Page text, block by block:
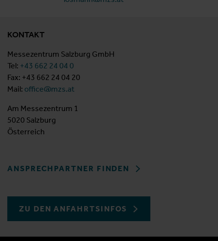
KONTAKT
Messezentrum Salzburg GmbH
Tel: +43 662 24 04 0
Fax: +43 662 24 04 20
Mail: office@mzs.at
Am Messezentrum 1
5020 Salzburg
Österreich
ANSPRECHPARTNER FINDEN
ZU DEN ANFAHRTSINFOS